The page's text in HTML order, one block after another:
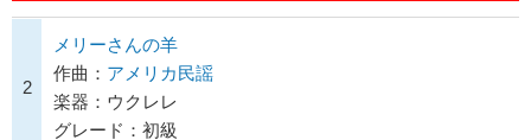
2
メリーさんの羊
作曲： アメリカ民謡
楽器：ウクレレ
グレード：初級